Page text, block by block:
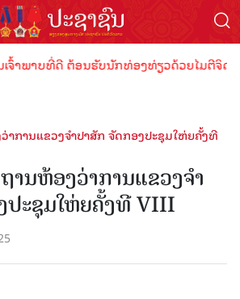
າບທີ່ດີ ຕ້ອນຮັບນັກທ່ອງທ່ຽວດ້ວຍໄມຕີຈິດ ມິດຕ
າການແຂວງຈຳປາສັກ ຈັດກອງປະຊຸມໃຫ່ຍຄັ້ງທີ
ານຫ້ອງວ່າການແຂວງຈຳ
ປະຊຸມໃຫ່ຍຄັ້ງທີ VIII